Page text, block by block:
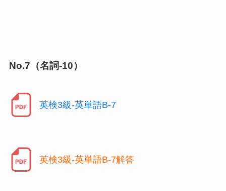
No.7（名詞-10）
英検3級-英単語B-7
英検3級-英単語B-7解答